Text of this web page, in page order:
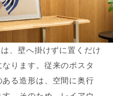
、壁へ掛けずに置くだけ
ります。従来のポスタ
る造形は、空間に奥行